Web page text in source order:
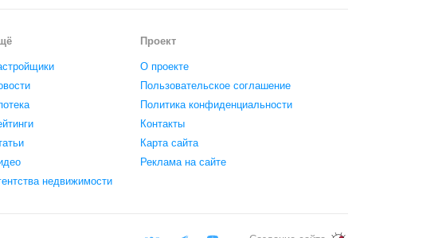
недвижимости
Проект
О проекте
Пользовательское соглашение
Политика конфиденциальности
Контакты
Карта сайта
Реклама на сайте